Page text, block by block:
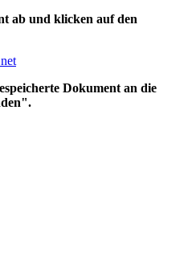
ab und klicken auf den
Dokument an die